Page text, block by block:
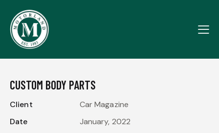
CUSTOM BODY PARTS
Client
Car Magazine
Date
January, 2022